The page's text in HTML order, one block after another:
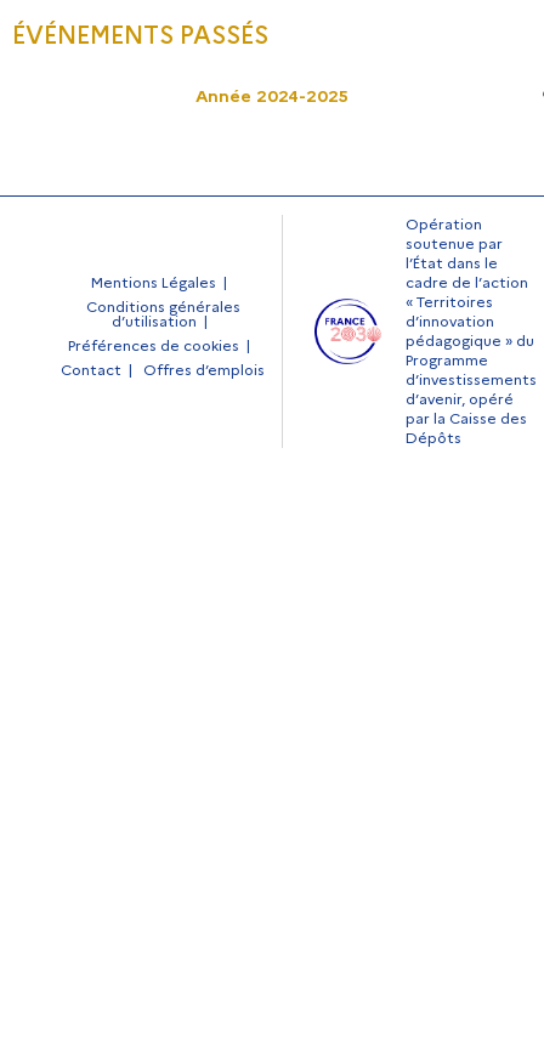
ÉVÉNEMENTS PASSÉS
Année 2024-2025
Mentions Légales
Conditions générales
d’utilisation
Préférences de cookies
Contact
Offres d’emplois
Opération
soutenue par
l’État dans le
cadre de l’action
« Territoires
d’innovation
pédagogique » du
Programme
d’investissements
d’avenir, opéré
par la Caisse des
Dépôts